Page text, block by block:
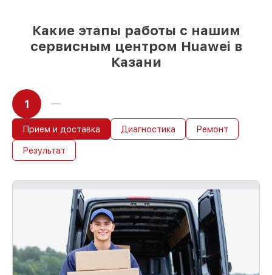
Какие этапы работы с нашим
сервисным центром Huawei в
Казани
1
Прием и доставка Диагностика Ремонт
Результат